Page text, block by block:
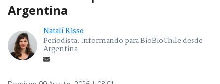
Argentina
Natalí Risso
Periodista. Informando para BioBioChile desde
Argentina